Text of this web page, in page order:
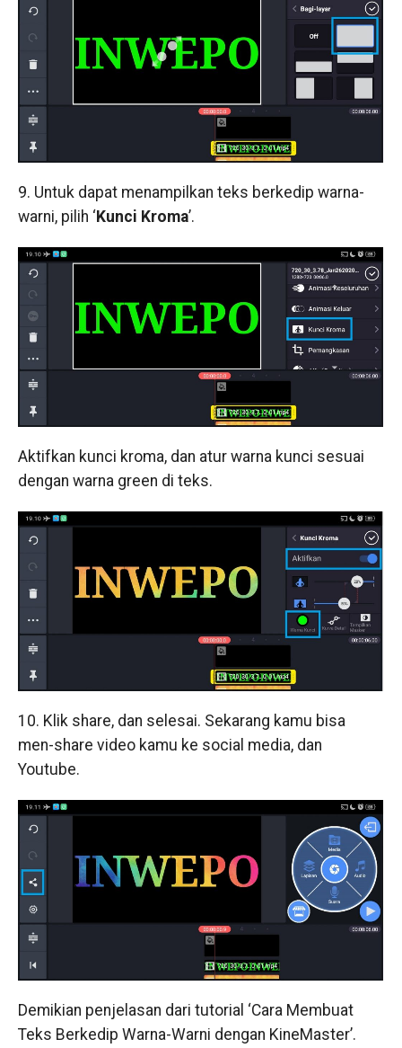
9. Untuk dapat menampilkan teks berkedip warna-
warni, pilih ‘Kunci Kroma’.
Aktifkan kunci kroma, dan atur warna kunci sesuai
dengan warna green di teks.
10. Klik share, dan selesai. Sekarang kamu bisa
men-share video kamu ke social media, dan
Youtube.
Demikian penjelasan dari tutorial ‘Cara Membuat
Teks Berkedip Warna-Warni dengan KineMaster’.